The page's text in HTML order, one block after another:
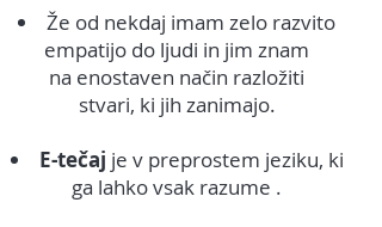
Že od nekdaj imam zelo razvito
empatijo do ljudi in jim znam
na enostaven način razložiti
stvari, ki jih zanimajo.​
E-tečaj je v preprostem jeziku, ki
ga lahko vsak razume .